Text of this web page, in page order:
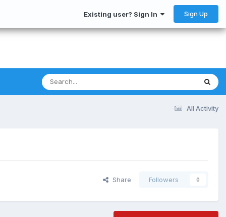
Existing user? Sign In Sign Up
All Activity
Share Followers 0